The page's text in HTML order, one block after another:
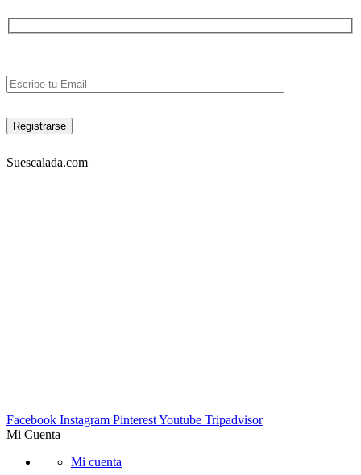
Suescalada.com
Facebook Instagram PinterestYoutube Tripadvisor
Mi Cuenta
Mi cuenta